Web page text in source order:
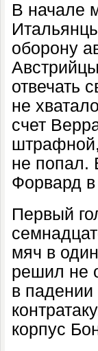
В начале
оборону
отвечать
не
счет
не попал.
Форвард
Первый
мяч в
решил не
в падении
корпус